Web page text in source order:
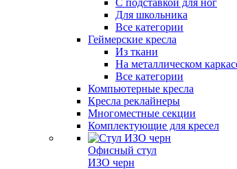
Для школьника
Все категории
Геймерские кресла
Из ткани
На металлическом
Все категории
Компьютерные кресла
Кресла реклайнеры
Многоместные секции
Комплектующие для кресел
Офисный стул
ИЗО черн